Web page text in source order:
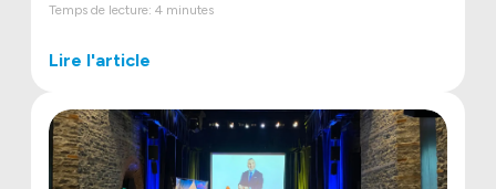
Temps de lecture: 4 minutes
Lire l'article